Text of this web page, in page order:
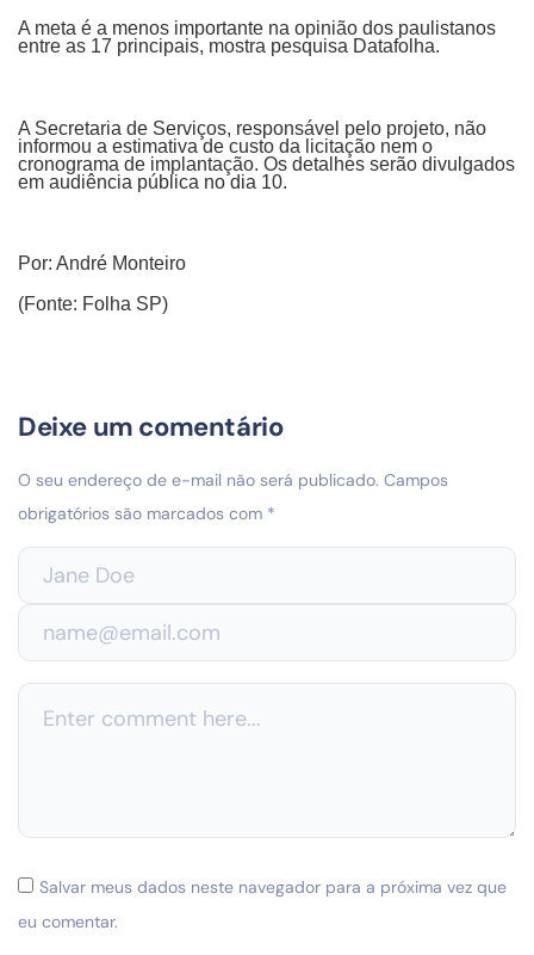
A meta é a menos importante na opinião dos paulistanos
entre as 17 principais, mostra pesquisa Datafolha.
A Secretaria de Serviços, responsável pelo projeto, não
informou a estimativa de custo da licitação nem o
cronograma de implantação. Os detalhes serão divulgados
em audiência pública no dia 10.
Por: André Monteiro
(Fonte: Folha SP)
Deixe um comentário
O seu endereço de e-mail não será publicado. Campos
obrigatórios são marcados com *
Salvar meus dados neste navegador para a próxima vez que
eu comentar.